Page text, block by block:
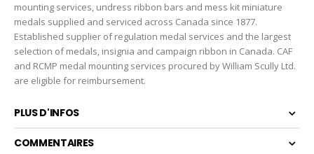
mounting services, undress ribbon bars and mess kit miniature
medals supplied and serviced across Canada since 1877.
Established supplier of regulation medal services and the largest
selection of medals, insignia and campaign ribbon in Canada. CAF
and RCMP medal mounting services procured by William Scully Ltd.
are eligible for reimbursement.
PLUS D'INFOS
COMMENTAIRES